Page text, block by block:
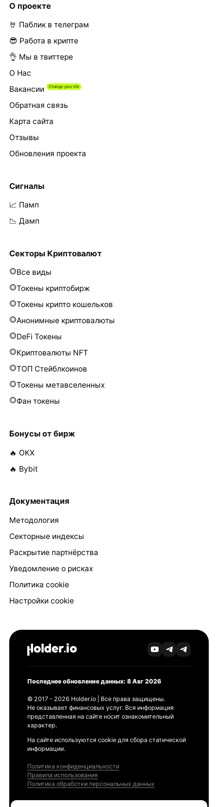
О проекте
🤘 Паблик в телеграм
😎 Работа в крипте
👌 Мы в твиттере
О Нас
Вакансии
Обратная связь
Карта сайта
Отзывы
Обновления проекта
Сигналы
📈 Памп
📉 Дамп
Секторы Криптовалют
Все виды
Токены криптобирж
Токены крипто кошельков
Анонимные криптовалюты
DeFi Токены
Криптовалюты NFT
ТОП Стейблкоинов
Токены метавселенных
Фан токены
Бонусы от бирж
🔥 OKX
🔥 Bybit
Документация
Методология
Секторные индексы
Раскрытие партнёрства
Уведомление о рисках
Политика cookie
Настройки cookie
Последнее обновление данных: 8 Авг 2026
© 2017 - 2026 Holder.io | Все права защищены.
Не оказывает финансовых услуг. Вся информация
представленная на сайте носит ознакомительный
характер.
На сайте используются cookie для сбора статической
информации.
Политика конфиденциальности
Правила использования
Политика обработки персональных данных